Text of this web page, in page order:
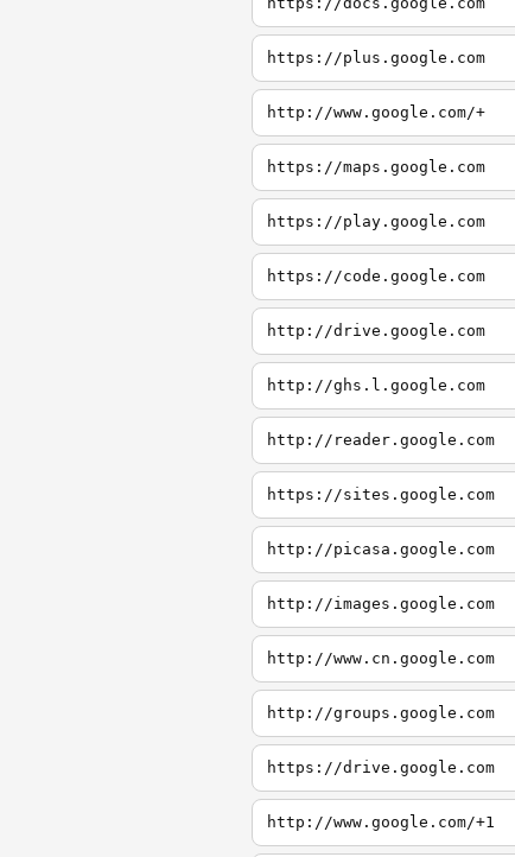
https://plus.google.com
http://www.google.com/+
https://maps.google.com
https://play.google.com
https://code.google.com
http://drive.google.com
http://ghs.l.google.com
http://reader.google.com
https://sites.google.com
http://picasa.google.com
http://images.google.com
http://www.cn.google.com
http://groups.google.com
https://drive.google.com
http://www.google.com/+1